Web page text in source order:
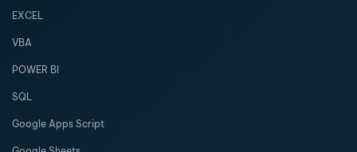
EXCEL
VBA
POWER BI
SQL
Google Apps Script